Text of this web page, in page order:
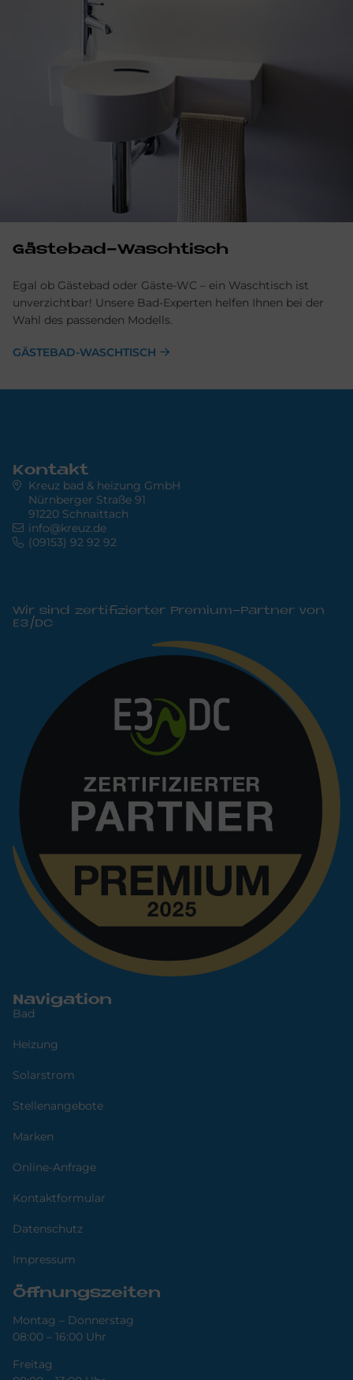
Gästebad-Waschtisch
Egal ob Gästebad oder Gäste-WC – ein Waschtisch ist
unverzichtbar! Unsere Bad-Experten hel­fen Ihnen bei der
Wahl des passenden Modells.
GÄSTEBAD-WASCHTISCH
Kontakt
Kreuz bad & heizung GmbH
Nürnberger Straße 91
91220 Schnaittach
info@kreuz.de
(09153) 92 92 92
Wir sind zertifizierter Premium-Partner von
E3/DC
Navigation
Bad
Heizung
Solarstrom
Stellenangebote
Marken
Online-Anfrage
Kontaktformular
Datenschutz
Impressum
Öffnungszeiten
Montag – Donnerstag
08:00 – 16:00 Uhr
Freitag